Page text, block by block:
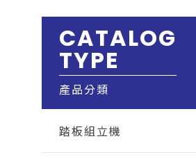
CATALOG
TYPE
產品分類
踏板組立機